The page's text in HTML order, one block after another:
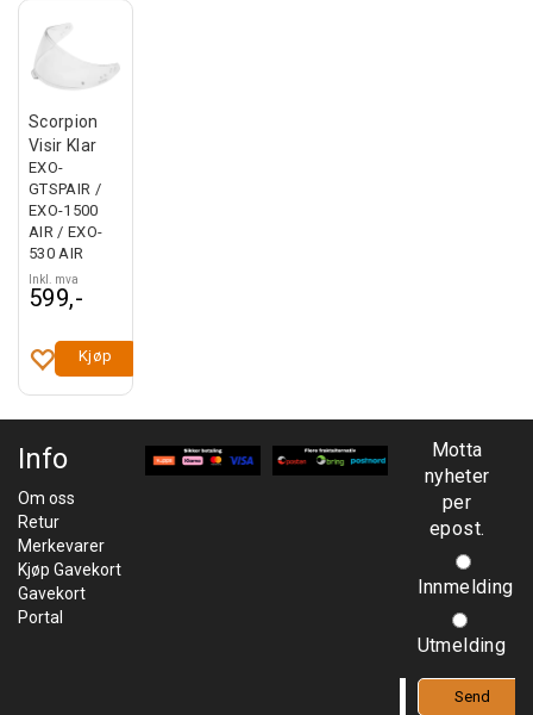
Scorpion
Visir Klar
EXO-
GTSPAIR /
EXO-1500
AIR / EXO-
530 AIR
Inkl. mva
599,-
Kjøp
Info
Om oss
Retur
Merkevarer
Kjøp Gavekort
Gavekort
Portal
Motta
nyheter
per
epost.
Innmelding
Utmelding